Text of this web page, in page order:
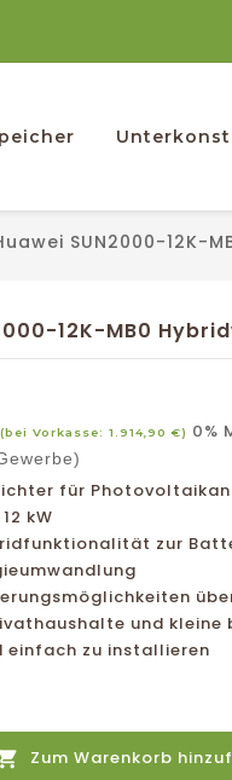
SUN2000-12K-
12K-MB0
(bei Vorkasse: 1.914,90 €) 0%
für
kW
zur
und
einfach zu installieren
Zum Warenkorb